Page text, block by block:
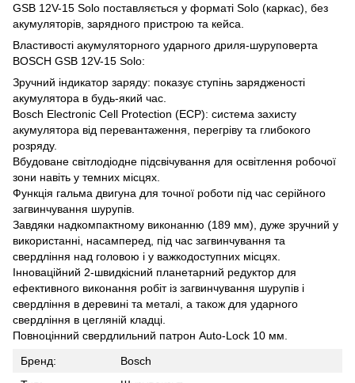
GSB 12V-15 Solo поставляється у форматі Solo (каркас), без
акумуляторів, зарядного пристрою та кейса.
Властивості акумуляторного ударного дриля-шуруповерта
BOSCH GSB 12V-15 Solo:
Зручний індикатор заряду: показує ступінь зарядженості
акумулятора в будь-який час.
Bosch Electronic Cell Protection (ECP): система захисту
акумулятора від перевантаження, перегріву та глибокого
розряду.
Вбудоване світлодіодне підсвічування для освітлення робочої
зони навіть у темних місцях.
Функція гальма двигуна для точної роботи під час серійного
загвинчування шурупів.
Завдяки надкомпактному виконанню (189 мм), дуже зручний у
використанні, насамперед, під час загвинчування та
свердління над головою і у важкодоступних місцях.
Інноваційний 2-швидкісний планетарний редуктор для
ефективного виконання робіт із загвинчування шурупів і
свердління в деревині та металі, а також для ударного
свердління в цегляній кладці.
Повноцінний свердлильний патрон Auto-Lock 10 мм.
Бренд:
Bosch